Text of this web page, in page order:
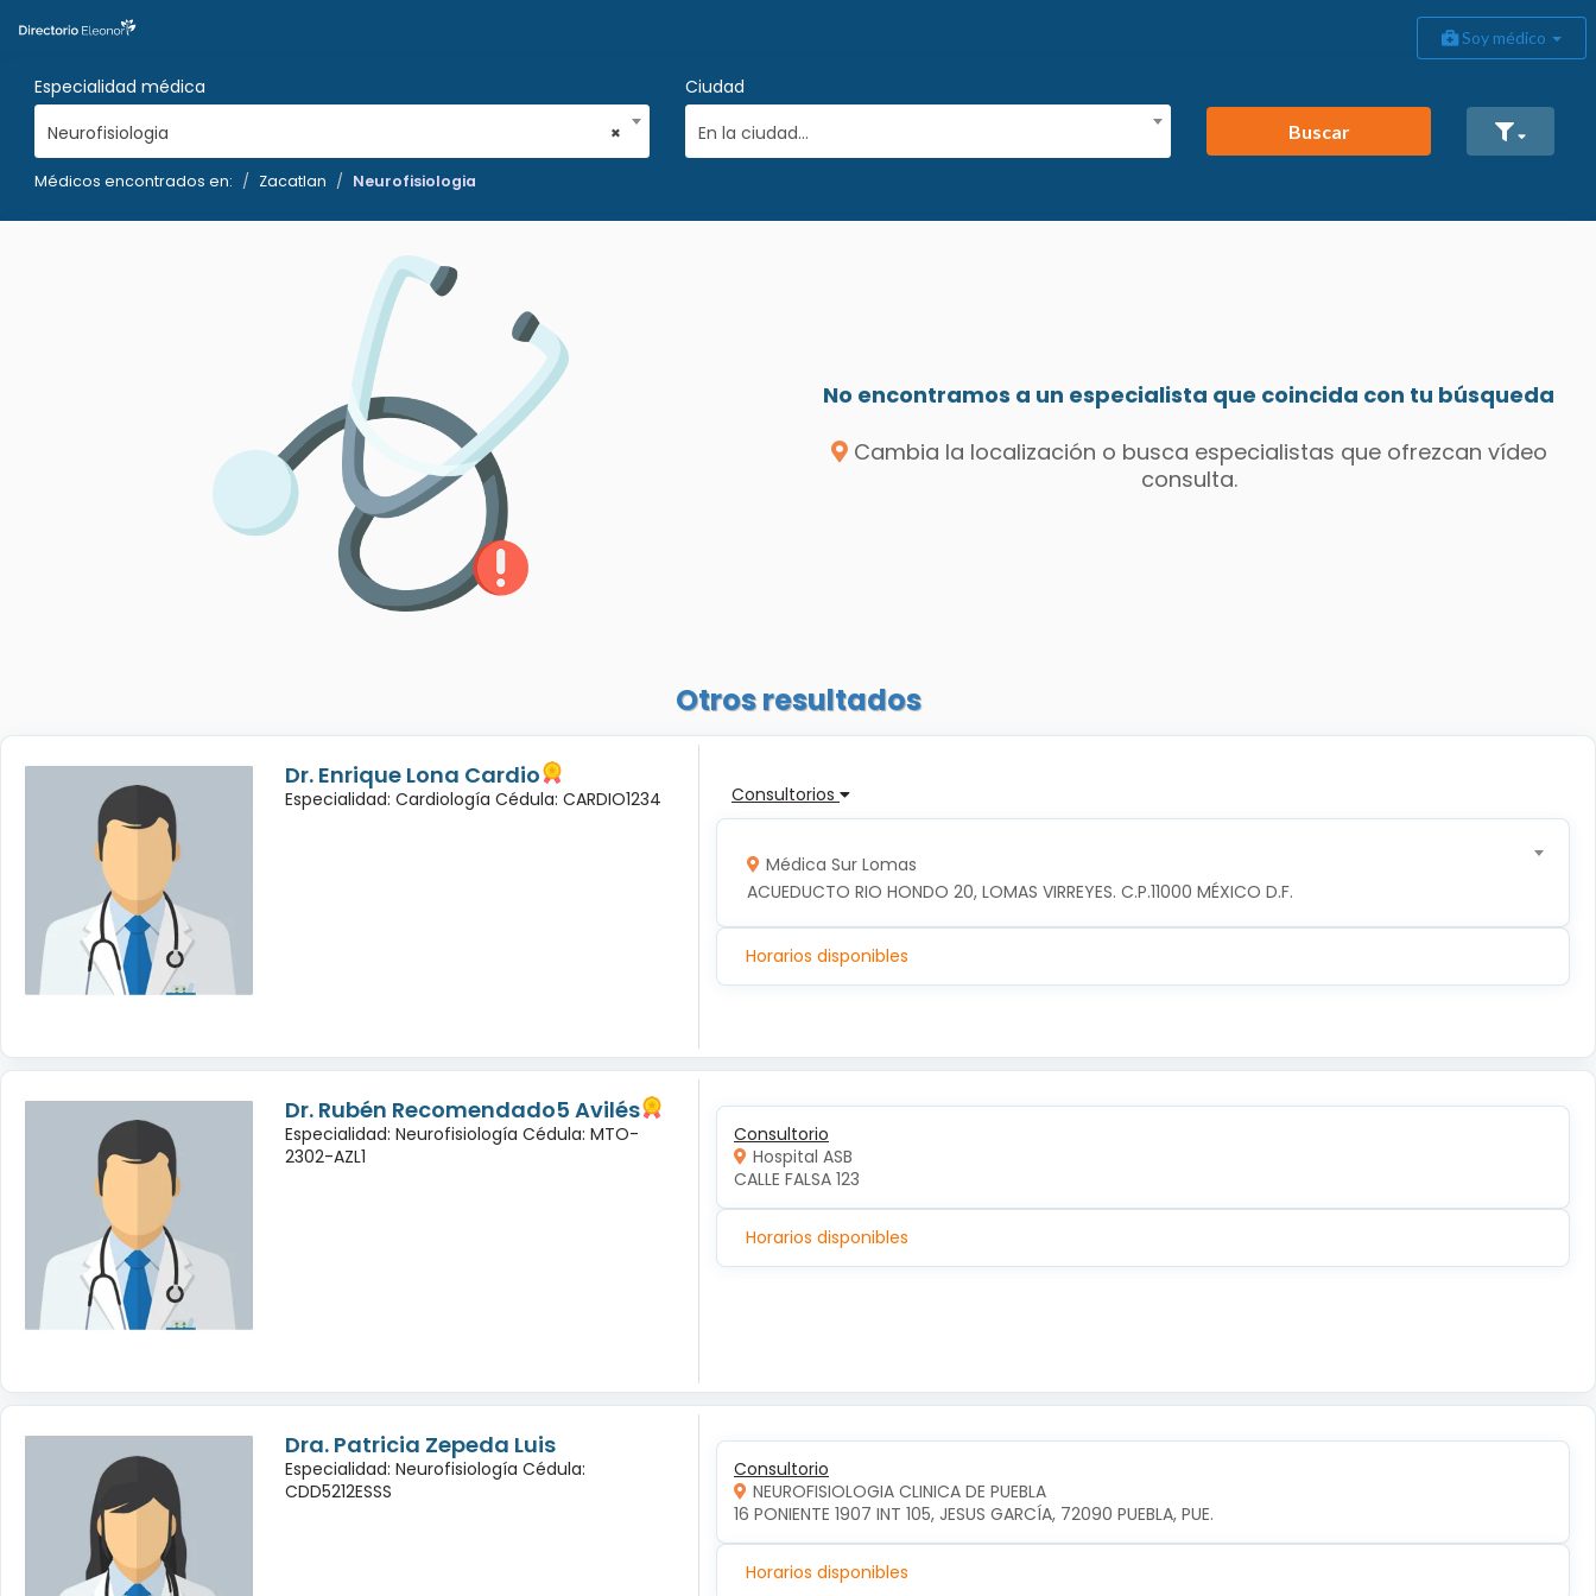
Soy médico
Especialidad médica
×
Neurofisiologia
Ciudad
En la ciudad...
Buscar
Médicos encontrados en: Zacatlan Neurofisiologia
No encontramos a un especialista que coincida con tu búsqueda
Cambia la localización o busca especialistas que ofrezcan vídeo
consulta.
Otros resultados
Dr. Enrique Lona Cardio
Especialidad: Cardiología Cédula: CARDIO1234 Consultorios
Médica Sur Lomas
ACUEDUCTO RIO HONDO 20, LOMAS VIRREYES. C.P.11000 MÉXICO D.F.
Horarios disponibles
Dr. Rubén Recomendado5 Avilés
Especialidad: Neurofisiología Cédula: MTO-
2302-AZL1
Consultorio
Hospital ASB
CALLE FALSA 123
Horarios disponibles
Dra. Patricia Zepeda Luis
Especialidad: Neurofisiología Cédula:
CDD5212ESSS
Consultorio
NEUROFISIOLOGIA CLINICA DE PUEBLA
16 PONIENTE 1907 INT 105, JESUS GARCÍA, 72090 PUEBLA, PUE.
Horarios disponibles